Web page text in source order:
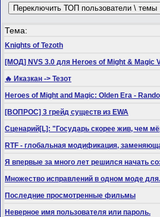
Переключить ТОП пользователи \ темы
Тема:
Knights of Tezoth
[МОД] NVS 3.0 для Heroes of Might & Magic
🔥 Иказкан -> Тезот
Heroes of Might and Magic: Olden Era -
[ВОПРОС] 3 грейд существ из EWA
Сценарий[L]: "Государь скорее жив, чем
RTF - глобальная модификация,
Я впервые за много лет решился начать
Множество исправлений в одном моде
Последние просмотренные фильмы
Неверное имя пользователя или пароль.